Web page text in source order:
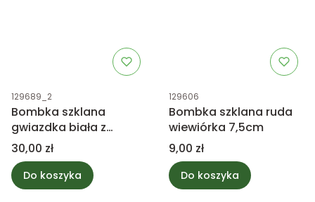
Kod produktu
129689_2
Bombka szklana
gwiazdka biała z
zielenią 11,8cm
Cena
30,00 zł
Do koszyka
Kod produktu
129606
Bombka szklana ruda
wiewiórka 7,5cm
Cena
9,00 zł
Do koszyka